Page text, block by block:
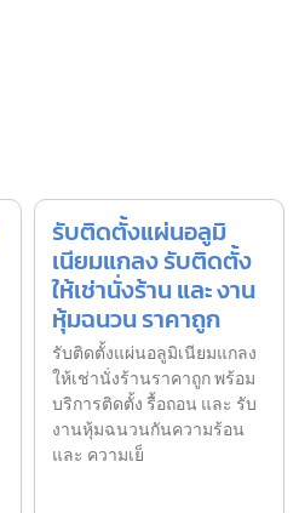
รับติดตั้งแผ่นอลูมิ
เนียมแกลง รับติดตั้ง
ให้เช่านั่งร้าน และ งาน
หุ้มฉนวน ราคาถูก
รับติดตั้งแผ่นอลูมิเนียมแกลง
ให้เช่านั่งร้านราคาถูก พร้อม
บริการติดตั้ง รื้อถอน และ รับ
งานหุ้มฉนวนกันความร้อน
และ ความเย็